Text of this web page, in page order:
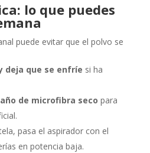
lo que puedes
puede evitar que el polvo se
deja que se enfríe si ha
de microfibra seco para
pasa el aspirador con el
en potencia baja.